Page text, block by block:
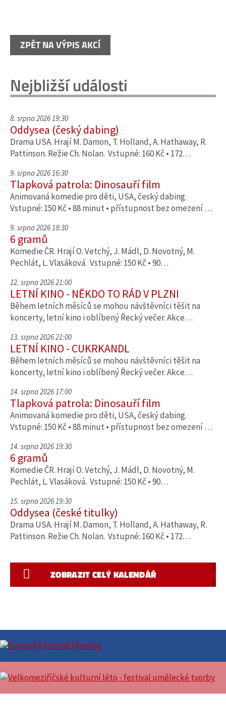
ZPĚT NA VÝPIS AKCÍ
Nejbližší události
8. srpna 2026 19:30
Oddysea (český dabing)
Drama USA. Hrají M. Damon, T. Holland, A. Hathaway, R.
Pattinson. Režie Ch. Nolan. Vstupné: 160 Kč • 172…
9. srpna 2026 16:30
Tlapková patrola: Dinosauří film
Animovaná komedie pro děti, USA, český dabing.
Vstupné: 150 Kč • 88 minut • přístupnost bez omezení …
9. srpna 2026 18:30
6 gramů
Komedie ČR. Hrají O. Vetchý, J. Mádl, D. Novotný, M.
Pechlát, L. Vlasáková. Vstupné: 150 Kč • 90…
12. srpna 2026 21:00
LETNÍ KINO - NĚKDO TO RÁD V PLZNI
Během letních měsíců se mohou návštěvníci těšit na
koncerty, letní kino i oblíbený Řecký večer. Akce…
13. srpna 2026 21:00
LETNÍ KINO - CUKRKANDL
Během letních měsíců se mohou návštěvníci těšit na
koncerty, letní kino i oblíbený Řecký večer. Akce…
14. srpna 2026 17:00
Tlapková patrola: Dinosauří film
Animovaná komedie pro děti, USA, český dabing.
Vstupné: 150 Kč • 88 minut • přístupnost bez omezení …
14. srpna 2026 19:30
6 gramů
Komedie ČR. Hrají O. Vetchý, J. Mádl, D. Novotný, M.
Pechlát, L. Vlasáková. Vstupné: 150 Kč • 90…
15. srpna 2026 19:30
Oddysea (české titulky)
Drama USA. Hrají M. Damon, T. Holland, A. Hathaway, R.
Pattinson. Režie Ch. Nolan. Vstupné: 160 Kč • 172…
ZOBRAZIT CELÝ KALENDÁŘ